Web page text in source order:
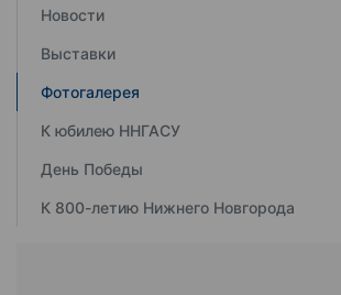
Новости
Выставки
Фотогалерея
К юбилею ННГАСУ
День Победы
К 800-летию Нижнего Новгорода